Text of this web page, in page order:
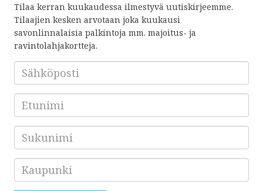
Tilaa kerran kuukaudessa ilmestyvä uutiskirjeemme.
Tilaajien kesken arvotaan joka kuukausi
savonlinnalaisia palkintoja mm. majoitus- ja
ravintolahjakortteja.
Sähköposti
Etunimi
Sukunimi
Kaupunki